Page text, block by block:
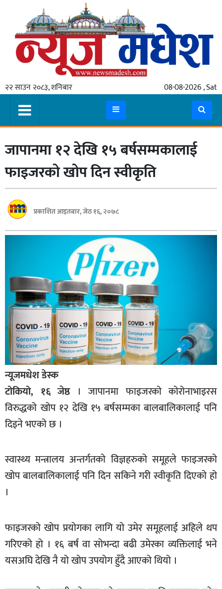
२२ साउन २०८३, शनिबार 08-08-2026 , Sat
गृहपृष्ठ
स्थानीय
प्रदेश
मधेश
प्रदेश
लुम्बिनी
गण्डकी
बागमती
मधेश
विशेष
राजनीति
प्रमुख
समाचार
राष्ट्रिय
अन्तराष्ट्रिय
अन्तरबार्ता
खेलकुद
मनोरञ्जन
अन्य
समाज
जापानमा १२ देखि १५ बर्षसम्मकालाई
फाइजरको खोप दिन स्वीकृति
प्रकाशित आइतबार, जेठ १६, २०७८
न्यूजमधेश डेस्क
टोकियो, १६ जेष्ठ। जापानमा फाइजरको कोरोनाभाइरस
विरुद्धको खोप १२ देखि १५ बर्षसम्मका बालबालिकालाई पनि
दिइने भएको छ ।
स्वास्थ्य मन्त्रालय अन्तर्गतको विज्ञहरुको समूहले फाइजरको
खोप बालबालिकालाई पनि दिन सकिने गरी स्वीकृति दिएको हो
।
फाइजरको खोप प्रयोगका लागि यो उमेर समूहलाई अहिले थप
गरिएको हो । १६ बर्ष वा सोभन्दा बढी उमेरका व्यक्तिलाई भने
यसअघि देखि नै यो खोप उपयोग हुँदै आएको थियो ।